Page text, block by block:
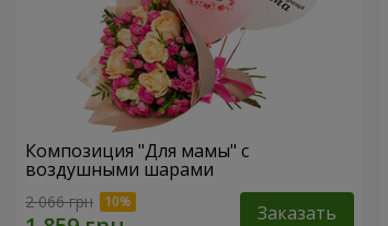
Композиция "Для мамы" с
воздушными шарами
2 066 грн Заказать